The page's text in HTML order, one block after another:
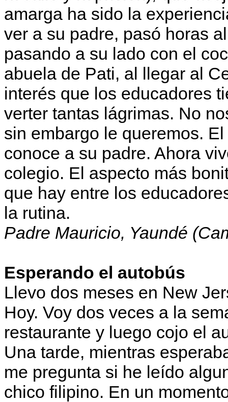
amarga ha sido la
ver a su padre, pasó horas
pasando a su lado con el
abuela de Pati, al llegar al
interés que los educadores
verter tantas lágrimas. No
sin embargo le queremos.
conoce a su padre. Ahora
colegio. El aspecto más
que hay entre los
la rutina.
Padre Mauricio, Yaundé
Esperando el autobús
Llevo dos meses en New
Hoy. Voy dos veces a la
restaurante y luego cojo el
Una tarde, mientras
me pregunta si he leído
chico filipino. En un